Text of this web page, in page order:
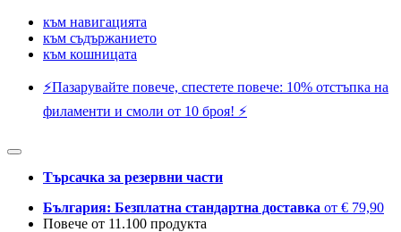
към навигацията
към съдържанието
към кошницата
⚡️Пазарувайте повече, спестете повече: 10% отстъпка на
филаменти и смоли от 10 броя! ⚡️
Търсачка за резервни части
България: Безплатна стандартна доставка от € 79,90
Повече от 11.100 продукта